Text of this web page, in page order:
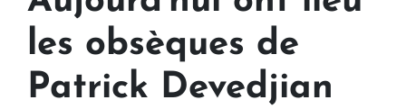
les obsèques de
Patrick Devedjian